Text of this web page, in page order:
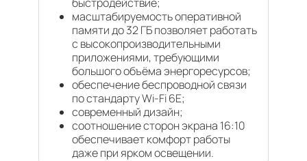
масштабируемость оперативной
памяти до 32 ГБ позволяет работать
с высокопроизводительными
приложениями, требующими
большого объёма энергоресурсов;
обеспечение беспроводной связи
по стандарту Wi-Fi 6E;
современный дизайн;
соотношение сторон экрана 16:10
обеспечивает комфорт работы
даже при ярком освещении.